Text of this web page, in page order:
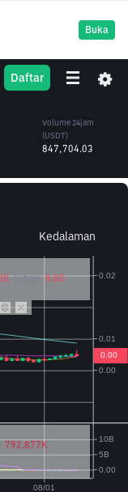
Buka
Daftar Volume 24jam
(SXT)
Volume 24jam
(USDT)
847,704.03
Kedalaman
Tutup: 0.00
792.877K